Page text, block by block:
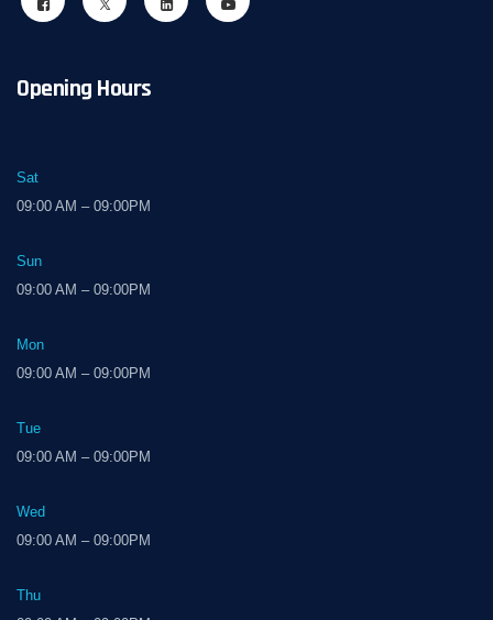
Opening Hours
Sat
09:00 AM – 09:00PM
Sun
09:00 AM – 09:00PM
Mon
09:00 AM – 09:00PM
Tue
09:00 AM – 09:00PM
Wed
09:00 AM – 09:00PM
Thu